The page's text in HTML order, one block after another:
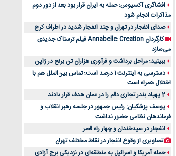
افشاگری آکسیوس؛ حمله به ایران قرار بود بعد از دور دوم
مذاکرات انجام شود
صدای انفجار در تهران و چند انفجار شدید در اطراف کرج
کارگردان Annabelle: Creation فیلم ترسناک جدیدی
می‌سازد
ببینید؛ مراحل برداشت و فرآوری هزاران تن برنج در ژاپن
دسترسی به اینترنت 1 درصد است؛ تماس بین‌الملل هم با
اختلال همراه است
2 پهپاد بندر تجاری دقم را در عمان هدف قرار دادند
یوسف پزشکیان: رئیس جمهور در جلسه رهبر انقلاب و
فرماندهان نظامی حضور نداشت
انفجار در سیدخندان و چهار راه قصر
تصاویری از وقوع انفجار در نقاط مختلف تهران
حمله آمریکا و اسرائیل به منطقه‌ای در نزدیکی برج آزادی